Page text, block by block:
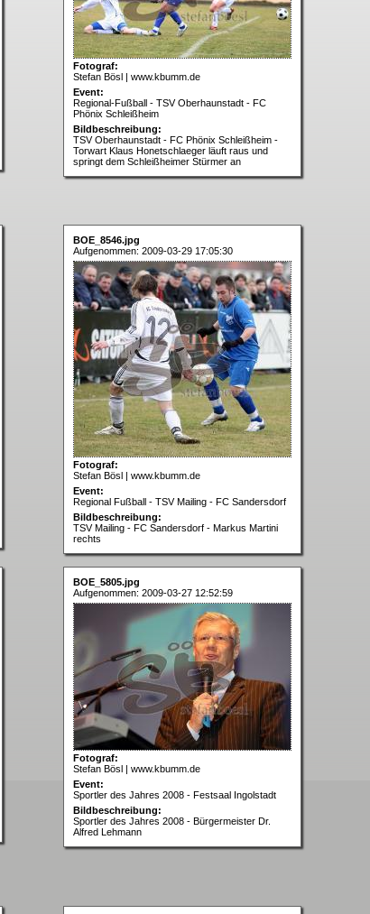
Fotograf:
Stefan Bösl | www.kbumm.de
Event:
Regional-Fußball - TSV Oberhaunstadt - FC
Phönix Schleißheim
Bildbeschreibung:
TSV Oberhaunstadt - FC Phönix Schleißheim -
Torwart Klaus Honetschlaeger läuft raus und
springt dem Schleißheimer Stürmer an
BOE_8546.jpg
Aufgenommen: 2009-03-29 17:05:30
Fotograf:
Stefan Bösl | www.kbumm.de
Event:
Regional Fußball - TSV Mailing - FC Sandersdorf
Bildbeschreibung:
TSV Mailing - FC Sandersdorf - Markus Martini
rechts
BOE_5805.jpg
Aufgenommen: 2009-03-27 12:52:59
Fotograf:
Stefan Bösl | www.kbumm.de
Event:
Sportler des Jahres 2008 - Festsaal Ingolstadt
Bildbeschreibung:
Sportler des Jahres 2008 - Bürgermeister Dr.
Alfred Lehmann